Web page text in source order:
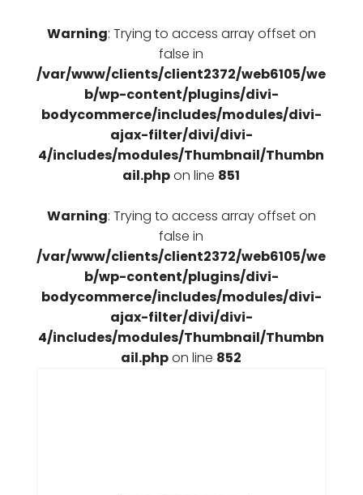
Warning: Trying to access array offset on
false in
/var/www/clients/client2372/web6105/we
b/wp-content/plugins/divi-
bodycommerce/includes/modules/divi-
ajax-filter/divi/divi-
4/includes/modules/Thumbnail/Thumbn
ail.phpon line 851
Warning: Trying to access array offset on
false in
/var/www/clients/client2372/web6105/we
b/wp-content/plugins/divi-
bodycommerce/includes/modules/divi-
ajax-filter/divi/divi-
4/includes/modules/Thumbnail/Thumbn
ail.phpon line 852